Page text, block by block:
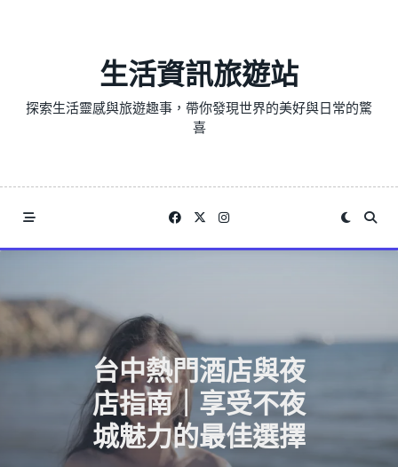
生活資訊旅遊站
探索生活靈感與旅遊趣事，帶你發現世界的美好與日常的驚
喜
台中熱門酒店與夜
店指南｜享受不夜
城魅力的最佳選擇